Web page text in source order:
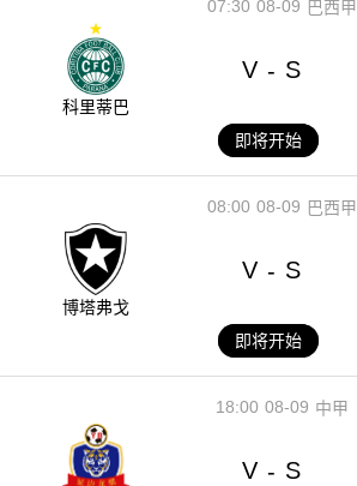
08-09
07:30 巴西甲
科里蒂巴
V - S
即将开始
08-09
08:00 巴西甲
博塔弗戈
V - S
即将开始
08-09
18:00 中甲
V - S